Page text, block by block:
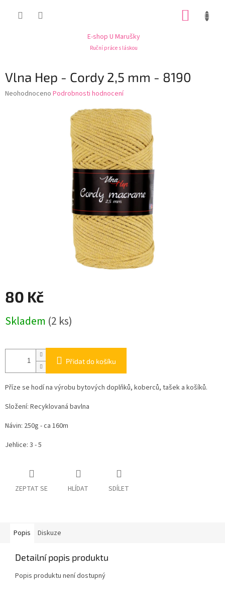
E-shop U Marušky
Ruční práce s láskou
Vlna Hep - Cordy 2,5 mm - 8190
Průměrné
Neohodnoceno Podrobnosti hodnocení
80 Kč
cena:
Skladem (2 ks)
Přidat do košíku
Příze se hodí na výrobu bytových doplňků, koberců, tašek a košíků.
Složení: Recyklovaná bavlna
Návin: 250g - ca 160m
Jehlice: 3 - 5
ZEPTAT SE HLÍDAT SDÍLET
Popis Diskuze
Detailní popis produktu
Popis produktu není dostupný